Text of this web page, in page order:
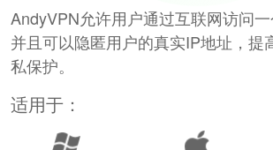
AndyVPN允许用户通过互联网访问一
并且可以隐匿用户的真实IP地址，提
私保护。
适用于：